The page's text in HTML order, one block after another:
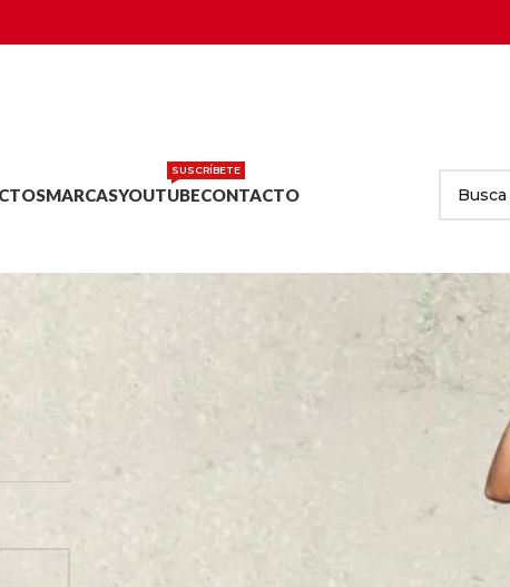
MARCASYOUTUBE
SUSCRÍBETE
CONTACTO